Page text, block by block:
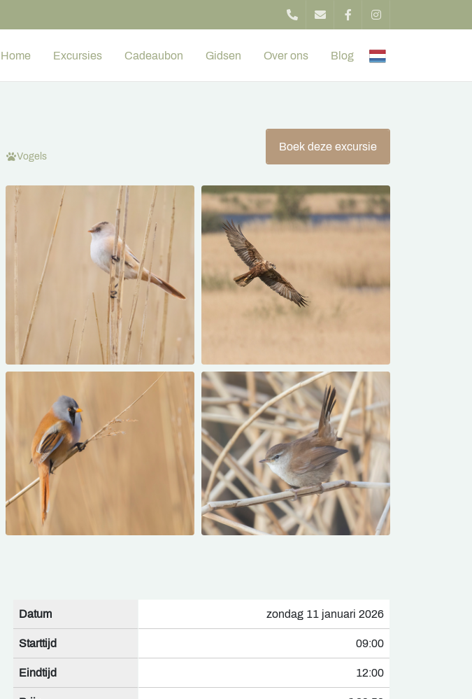
Home Excursies Cadeaubon Gidsen Over ons Blog
Vogels
Boek deze excursie
Datum zondag 11 januari 2026
Starttijd 09:00
Eindtijd 12:00